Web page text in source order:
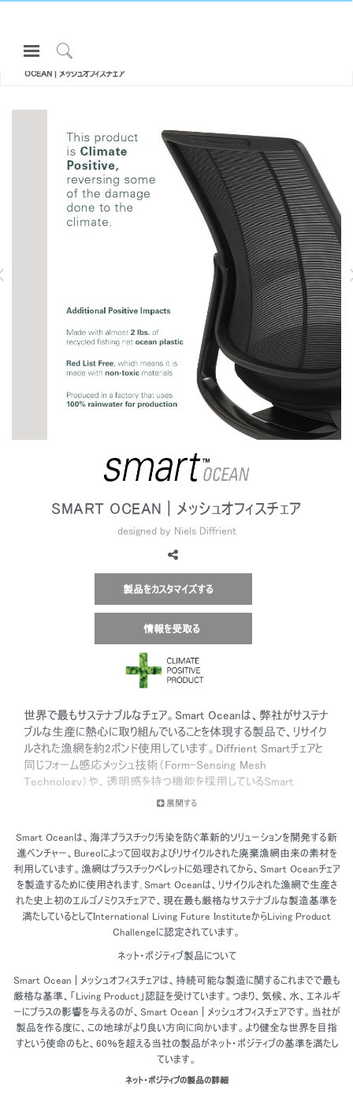
Open
Menuto
プロダクト
エルゴノミクス
リソース
当社について
サポート
ショールームを探す
地域を変更
OpensOpens
Opens
to
OpensOpensOpensOpens
to
LIBERTY TASK | リクライニングメッ
DIFFRIENT SMART | メッシュチェア
All エルゴノミクスチェア・スツール
OCEAN | メッシュオフィスチェア
SMART OCEAN | メッシュオフィスチェア
designed by Niels Diffrient
製品をカスタマイズする
情報を受取る
世界で最もサステナブルなチェア。Smart Oceanは、弊社がサステナ
ブルな生産に熱心に取り組んでいることを体現する製品で、リサイク
ルされた漁網を約2ポンド使用しています。Diffrient Smartチェアと
同じフォーム感応メッシュ技術（Form-Sensing Mesh
Technology）や、透明感を持つ機能を採用しているSmart
Oceanは、すべての人に使い心地の良さをすぐに感じていただけま
性重視の美しさを備えたSmart Oceanは、どんな職場にも汎用的
にフィットし、時代を超えた美しさをかもしだします。
展開する
Smart Oceanは、海洋プラスチック汚染を防ぐ革新的ソリューションを開発する新
進ベンチャー、Bureoによって回収およびリサイクルされた廃棄漁網由来の素材を
利用しています。漁網はプラスチックペレットに処理されてから、Smart Oceanチェア
を製造するために使用されます｡Smart Oceanは、リサイクルされた漁網で生産さ
れた史上初のエルゴノミクスチェアで、現在最も厳格なサステナブルな製造基準を
満たしているとしてInternational Living Future InstituteからLiving Product
Challengeに認定されています。
ネット・ポジティブ製品について
Smart Ocean | メッシュオフィスチェアは、持続可能な製造に関するこれまでで最も
厳格な基準、「Living Product」認証を受けています。つまり、気候、水、エネルギ
ーにプラスの影響を与えるのが、Smart Ocean | メッシュオフィスチェアです。当社が
製品を作る度に、この地球がより良い方向に向かいます。より健全な世界を目指
すという使命のもと、60％を超える当社の製品がネット・ポジティブの基準を満たし
ています。
ネット・ポジティブの製品の詳細